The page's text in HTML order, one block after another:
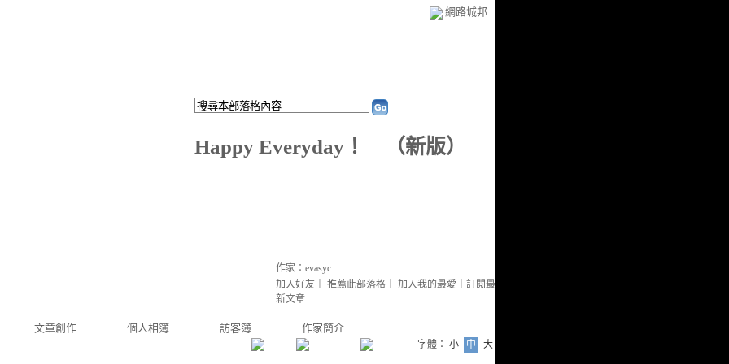
網路城邦
Happy Everyday！ （新版）
文章創作 個人相簿 訪客簿 作家簡介
加入好友 推薦此部落格 加入我的最愛
訂閱最
新文章
作家：evasyc
字體： 小 中 大